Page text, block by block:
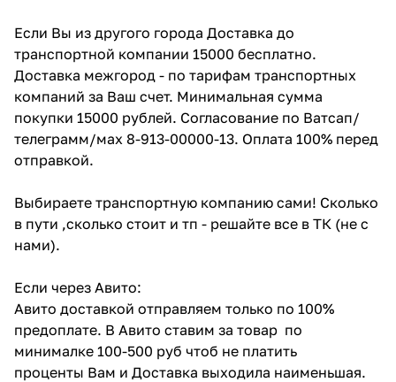
Если Вы из другого города Доставка до
транспортной компании 15000 бесплатно.
Доставка межгород - по тарифам транспортных
компаний за Ваш счет. Минимальная сумма
покупки 15000 рублей. Согласование по Ватсап/
телеграмм/мах 8-913-00000-13. Оплата 100% перед
отправкой.
Выбираете транспортную компанию сами! Сколько
в пути ,сколько стоит и тп - решайте все в ТК (не с
нами).
Если через Авито:
Авито доставкой отправляем только по 100%
предоплате. В Авито ставим за товар по
минималке 100-500 руб чтоб не платить
проценты Вам и Доставка выходила наименьшая.